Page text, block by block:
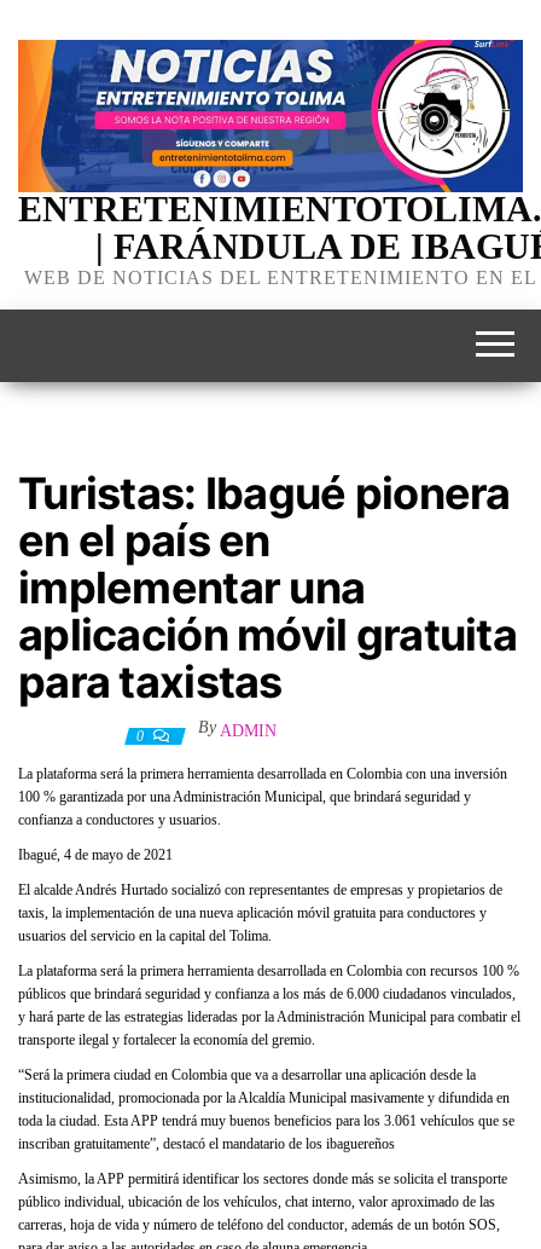
| FARÁNDULA DE
WEB DE NOTICIAS DEL ENTRETENIMIENTO EN
Turistas: Ibagué pionera
en el país en
implementar una
aplicación móvil gratuita
para taxistas
0 By ADMIN
La plataforma será la primera herramienta desarrollada en Colombia con una inversión
100 % garantizada por una Administración Municipal, que brindará seguridad y
confianza a conductores y usuarios.
Ibagué, 4 de mayo de 2021
El alcalde Andrés Hurtado socializó con representantes de empresas y propietarios de
taxis, la implementación de una nueva aplicación móvil gratuita para conductores y
usuarios del servicio en la capital del Tolima.
La plataforma será la primera herramienta desarrollada en Colombia con recursos 100 %
públicos que brindará seguridad y confianza a los más de 6.000 ciudadanos vinculados,
y hará parte de las estrategias lideradas por la Administración Municipal para combatir el
transporte ilegal y fortalecer la economía del gremio.
“Será la primera ciudad en Colombia que va a desarrollar una aplicación desde la
institucionalidad, promocionada por la Alcaldía Municipal masivamente y difundida en
toda la ciudad. Esta APP tendrá muy buenos beneficios para los 3.061 vehículos que se
inscriban gratuitamente”, destacó el mandatario de los ibaguereños
Asimismo, la APP permitirá identificar los sectores donde más se solicita el transporte
público individual, ubicación de los vehículos, chat interno, valor aproximado de las
carreras, hoja de vida y número de teléfono del conductor, además de un botón SOS,